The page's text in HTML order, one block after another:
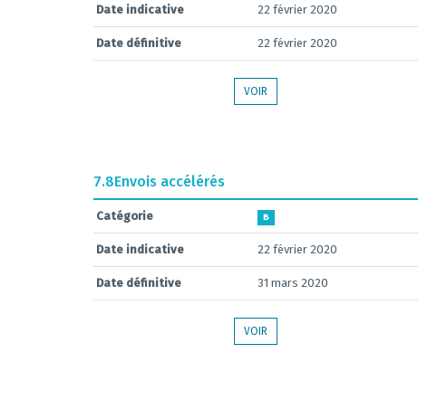
Date indicative 22 février 2020
Date définitive 22 février 2020
VOIR
7.8Envois accélérés
Catégorie B
Date indicative 22 février 2020
Date définitive 31 mars 2020
VOIR